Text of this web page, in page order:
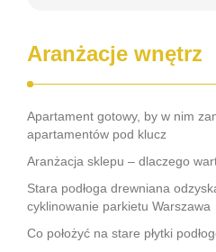
Aranżacje wnętrz
Apartament gotowy, by w nim
apartamentów pod klucz
Aranżacja sklepu – dlaczego
Stara podłoga drewniana
cyklinowanie parkietu Warszawa
Co położyć na stare płytki